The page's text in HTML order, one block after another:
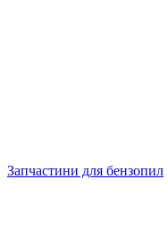
Запчастини для бензопил